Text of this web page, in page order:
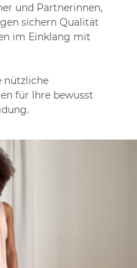
und Partnerinnen,
sichern Qualität
im Einklang mit
nützliche
für Ihre bewusst